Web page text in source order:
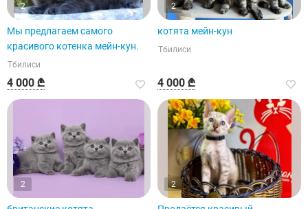
2
Мы предлагаем самого
красивого котенка мейн-кун.
Тбилиси
4 000 ₾
2
котята мейн-кун
Тбилиси
4 000 ₾
2 2